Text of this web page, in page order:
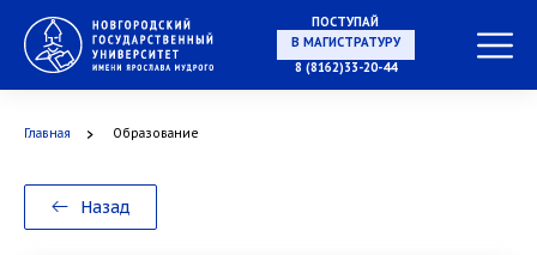
ПОСТУПАЙ
В МАГИСТРАТУРУ
8 (8162)33-20-44
Главная Образование
Назад